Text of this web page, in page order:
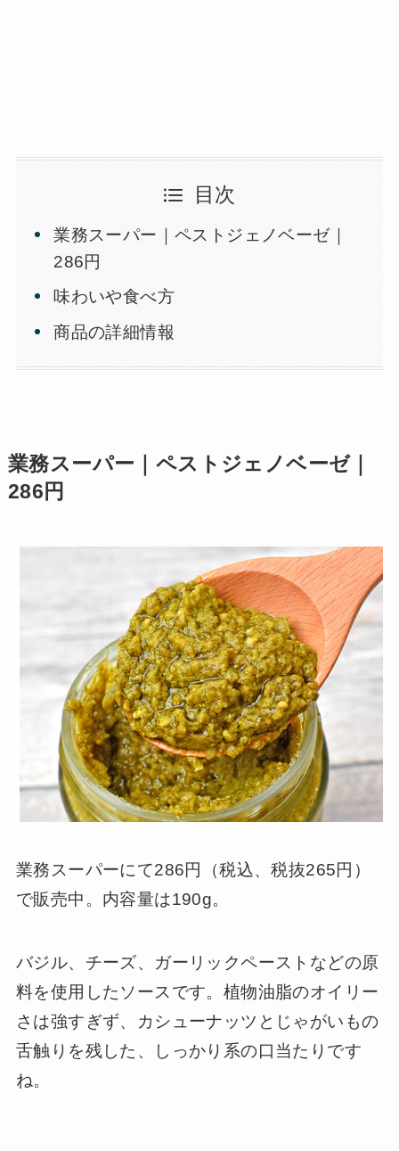
目次
業務スーパー｜ペストジェノベーゼ｜
286円
味わいや食べ方
商品の詳細情報
業務スーパー｜ペストジェノベーゼ｜
286円
業務スーパーにて286円（税込、税抜265円）
で販売中。内容量は190g。
バジル、チーズ、ガーリックペーストなどの原
料を使用したソースです。植物油脂のオイリー
さは強すぎず、カシューナッツとじゃがいもの
舌触りを残した、しっかり系の口当たりです
ね。